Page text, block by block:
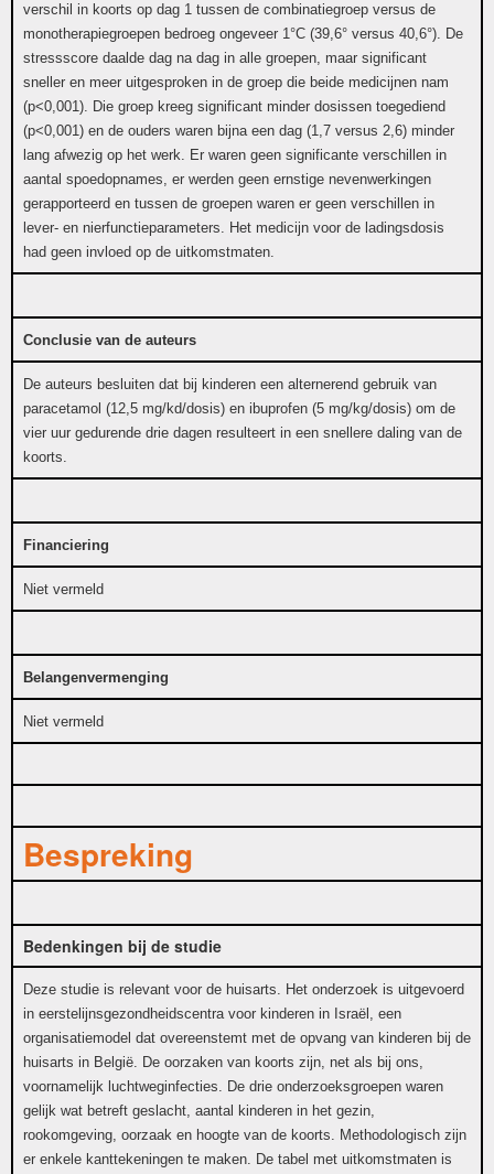
verschil in koorts op dag 1 tussen de combinatiegroep versus de
monotherapiegroepen bedroeg ongeveer 1°C (39,6° versus 40,6°). De
stressscore daalde dag na dag in alle groepen, maar significant
sneller en meer uitgesproken in de groep die beide medicijnen nam
(p<0,001). Die groep kreeg significant minder dosissen toegediend
(p<0,001) en de ouders waren bijna een dag (1,7 versus 2,6) minder
lang afwezig op het werk. Er waren geen significante verschillen in
aantal spoedopnames, er werden geen ernstige nevenwerkingen
gerapporteerd en tussen de groepen waren er geen verschillen in
lever- en nierfunctieparameters. Het medicijn voor de ladingsdosis
had geen invloed op de uitkomstmaten.
Conclusie van de auteurs
De auteurs besluiten dat bij kinderen een alternerend gebruik van
paracetamol (12,5 mg/kd/dosis) en ibuprofen (5 mg/kg/dosis) om de
vier uur gedurende drie dagen resulteert in een snellere daling van de
koorts.
Financiering
Niet vermeld
Belangenvermenging
Niet vermeld
Bespreking
Bedenkingen bij de studie
Deze studie is relevant voor de huisarts. Het onderzoek is uitgevoerd
in eerstelijnsgezondheidscentra voor kinderen in Israël, een
organisatiemodel dat overeenstemt met de opvang van kinderen bij de
huisarts in België. De oorzaken van koorts zijn, net als bij ons,
voornamelijk luchtweginfecties. De drie onderzoeksgroepen waren
gelijk wat betreft geslacht, aantal kinderen in het gezin,
rookomgeving, oorzaak en hoogte van de koorts. Methodologisch zijn
er enkele kanttekeningen te maken. De tabel met uitkomstmaten is